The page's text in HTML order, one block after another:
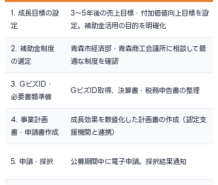
1. 成長目標の設
定
3〜5年後の売上目標・付加価値向上目標を設
定。補助金活用の目的を明確化
2. 補助金制度
の選定
青森市経済部・青森商工会議所に相談して最
適な制度を確認
3. GビズID・
必要書類準備
GビズID取得、決算書・税務申告書の整理
4. 事業計画
書・申請書作成
成長効果を数値化した計画書の作成（認定支
援機関と連携）
5. 申請・採択 公募期間中に電子申請。採択結果通知